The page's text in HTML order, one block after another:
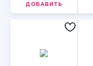
ДОБАВИТЬ